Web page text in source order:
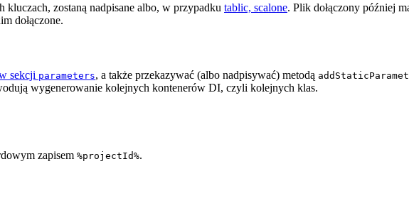
zostaną nadpisane albo, w przypadku tablic, scalone. Plik dołączony później
dołączone.
sekcji parameters, a także przekazywać (albo nadpisywać) metodą
wygenerowanie kolejnych kontenerów DI, czyli kolejnych klas.
zapisem %projectId%.